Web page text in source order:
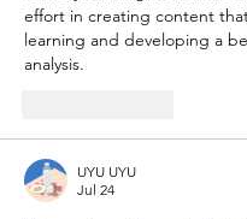
effort in creating content
learning and developing a
analysis.
UYU UYU
Jul 24